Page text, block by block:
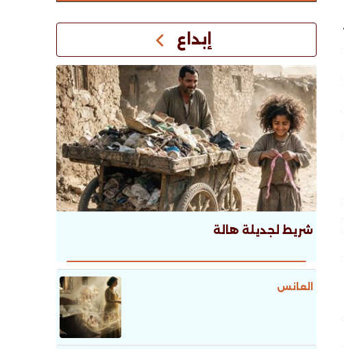
إبداع
شريط لجديلة هالة
العانس